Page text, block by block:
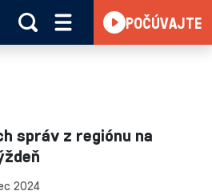
POČÚVAJTE
správ z regiónu na
2024